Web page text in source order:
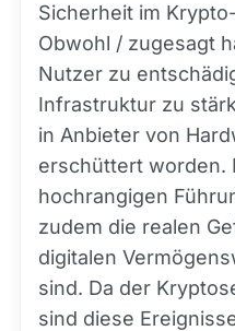
Sicherheit im
Obwohl / zugesagt
Nutzer zu
Infrastruktur zu
in Anbieter von
erschüttert worden.
hochrangigen
zudem die realen
digitalen
sind. Da der
sind diese